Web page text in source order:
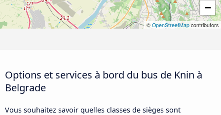
−
© OpenStreetMap contributors
Options et services à bord du bus de Knin à
Belgrade
Vous souhaitez savoir quelles classes de sièges sont